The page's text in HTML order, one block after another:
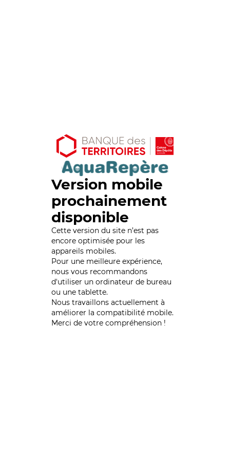
Version mobile
prochainement
disponible
Cette version du site n’est pas
encore optimisée pour les
appareils mobiles.
Pour une meilleure expérience,
nous vous recommandons
d'utiliser un ordinateur de bureau
ou une tablette.
Nous travaillons actuellement à
améliorer la compatibilité mobile.
Merci de votre compréhension !